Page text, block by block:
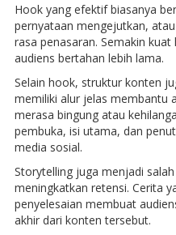
Hook yang efektif biasanya
pernyataan mengejutkan,
rasa penasaran. Semakin
audiens bertahan lebih lama.
Selain hook, struktur konten
memiliki alur jelas membantu
merasa bingung atau
pembuka, isi utama, dan
media sosial.
Storytelling juga menjadi
meningkatkan retensi. Cerita
penyelesaian membuat
akhir dari konten tersebut.